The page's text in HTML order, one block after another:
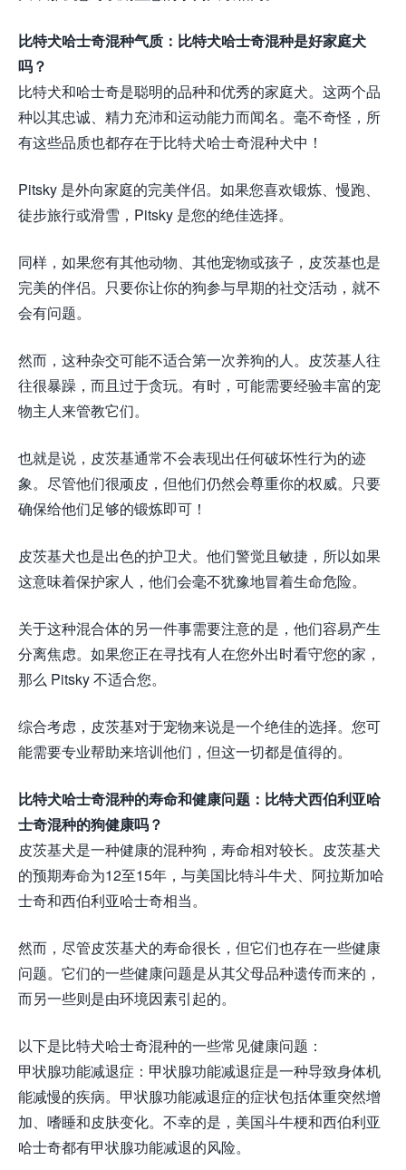
比特犬哈士奇混种气质：比特犬哈士奇混种是好家庭犬
吗？
比特犬和哈士奇是聪明的品种和优秀的家庭犬。这两个品
种以其忠诚、精力充沛和运动能力而闻名。毫不奇怪，所
有这些品质也都存在于比特犬哈士奇混种犬中！
Pitsky 是外向家庭的完美伴侣。如果您喜欢锻炼、慢跑、
徒步旅行或滑雪，Pitsky 是您的绝佳选择。
同样，如果您有其他动物、其他宠物或孩子，皮茨基也是
完美的伴侣。只要你让你的狗参与早期的社交活动，就不
会有问题。
然而，这种杂交可能不适合第一次养狗的人。皮茨基人往
往很暴躁，而且过于贪玩。有时，可能需要经验丰富的宠
物主人来管教它们。
也就是说，皮茨基通常不会表现出任何破坏性行为的迹
象。尽管他们很顽皮，但他们仍然会尊重你的权威。只要
确保给他们足够的锻炼即可！
皮茨基犬也是出色的护卫犬。他们警觉且敏捷，所以如果
这意味着保护家人，他们会毫不犹豫地冒着生命危险。
关于这种混合体的另一件事需要注意的是，他们容易产生
分离焦虑。如果您正在寻找有人在您外出时看守您的家，
那么 Pitsky 不适合您。
综合考虑，皮茨基对于宠物来说是一个绝佳的选择。您可
能需要专业帮助来培训他们，但这一切都是值得的。
比特犬哈士奇混种的寿命和健康问题：比特犬西伯利亚哈
士奇混种的狗健康吗？
皮茨基犬是一种健康的混种狗，寿命相对较长。皮茨基犬
的预期寿命为12至15年，与美国比特斗牛犬、阿拉斯加哈
士奇和西伯利亚哈士奇相当。
然而，尽管皮茨基犬的寿命很长，但它们也存在一些健康
问题。它们的一些健康问题是从其父母品种遗传而来的，
而另一些则是由环境因素引起的。
以下是比特犬哈士奇混种的一些常见健康问题：
甲状腺功能减退症：甲状腺功能减退症是一种导致身体机
能减慢的疾病。甲状腺功能减退症的症状包括体重突然增
加、嗜睡和皮肤变化。不幸的是，美国斗牛梗和西伯利亚
哈士奇都有甲状腺功能减退的风险。